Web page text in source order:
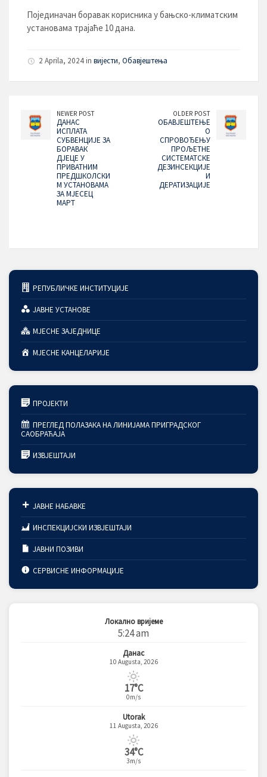
Појединачан боравак корисника у бањско-климатским
установама трајаће 10 дана.
2 Aprila, 2024 in вијести, Обавјештења
NEWER POST
ДАНАС
ИСПЛАТА
СУБВЕНЦИЈЕ ЗА
БОРАВАК
ДЈЕЦЕ У
ПРИВАТНИМ
ПРЕДШКОЛСКИ
М УСТАНОВАМА
ЗА МЈЕСЕЦ
МАРТ
OLDER POST
ОБАВЈЕШТЕЊЕ
О
СПРОВОЂЕЊУ
ПРОЉЕТНЕ
СИСТЕМАТСКЕ
ДЕЗИНСЕКЦИЈЕ
И
ДЕРАТИЗАЦИЈЕ
РЕПУБЛИЧКЕ ИНСТИТУЦИЈЕ
ЈАВНЕ УСТАНОВЕ
МЈЕСНЕ ЗАЈЕДНИЦЕ
МЈЕСНЕ КАНЦЕЛАРИЈЕ
ПРОЈЕКТИ
ПРЕГЛЕД ПОЛАЗАКА НА ЛИНИЈАМА ПРИГРАДСКОГ
САОБРАЋАЈА
ИЗВЈЕШТАЈИ
ЈАВНЕ НАБАВКЕ
ИНСПЕКЦИЈСКИ ИЗВЈЕШТАЈИ
ЈАВНИ ПОЗИВИ
СЕРВИСНЕ ИНФОРМАЦИЈЕ
Локално вријеме
5:24 am
Данас
10 Augusta, 2026
17°C
0m/s
Utorak
11 Augusta, 2026
34°C
3m/s